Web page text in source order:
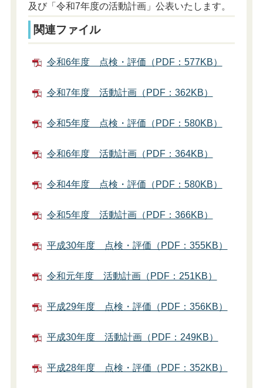
及び「令和7年度の活動計画」公表いたします。
関連ファイル
令和6年度 点検・評価（PDF：577KB）
令和7年度 活動計画（PDF：362KB）
令和5年度 点検・評価（PDF：580KB）
令和6年度 活動計画（PDF：364KB）
令和4年度 点検・評価（PDF：580KB）
令和5年度 活動計画（PDF：366KB）
平成30年度 点検・評価（PDF：355KB）
令和元年度 活動計画（PDF：251KB）
平成29年度 点検・評価（PDF：356KB）
平成30年度 活動計画（PDF：249KB）
平成28年度 点検・評価（PDF：352KB）